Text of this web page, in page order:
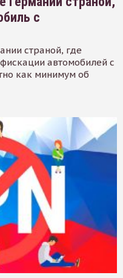
с
страной, где
автомобилей с
как минимум об